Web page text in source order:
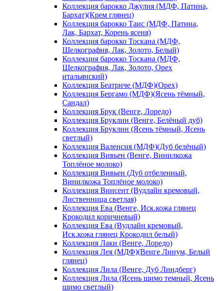
Коллекция барокко Джулия (МДФ, Патина,
Бархат)(Крем глянец)
Коллекция барокко Таис (МДФ, Патина,
Лак, Бархат, Корень ясеня)
Коллекция барокко Тоскана (МДФ,
Шелкография, Лак, Золото, Белый)
Коллекция барокко Тоскана (МДФ,
Шелкография, Лак, Золото, Орех
итальянский)
Коллекция Беатриче (МДФ)(Орех)
Коллекция Бергамо (МДФ)(Ясень тёмный,
Сандал)
Коллекция Брук (Венге, Лоредо)
Коллекция Бруклин (Венге, Белёный дуб)
Коллекция Бруклин (Ясень тёмный, Ясень
светлый)
Коллекция Валенсия (МДФ)(Дуб белёный)
Коллекция Вивьен (Венге, Винилкожа
Топлёное молоко)
Коллекция Вивьен (Дуб отбеленный,
Винилкожа Топлёное молоко)
Коллекция Винсент (Вудлайн кремовый,
Лиственница светлая)
Коллекция Ева (Венге, Иск.кожа глянец
Крокодил коричневый)
Коллекция Ева (Вудлайн кремовый,
Иск.кожа глянец Крокодил белый)
Коллекция Лаки (Венге, Лоредо)
Коллекция Лея (МДФ)(Венге Линум, Белый
глянец)
Коллекция Лила (Венге, Дуб Линдберг)
Коллекция Лила (Ясень шимо темный, Ясень
шимо светлый)